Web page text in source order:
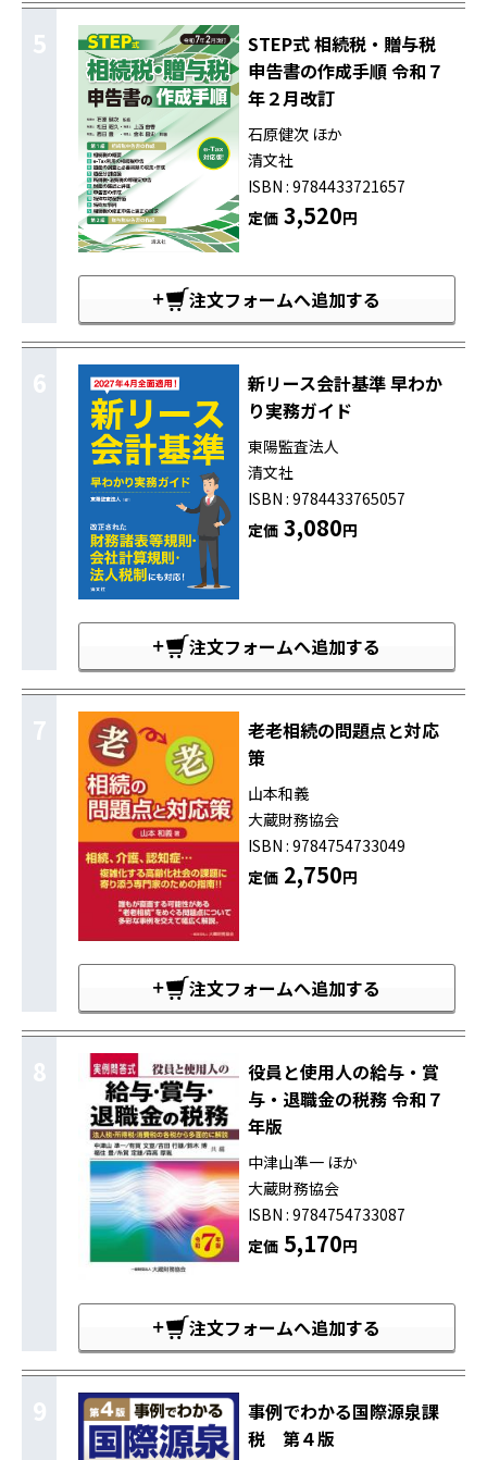
5
STEP式 相続税・贈与税
申告書の作成手順 令和７
年２月改訂
石原健次 ほか
清文社
ISBN : 9784433721657
定価3,520円
注文フォームへ追加する
6
新リース会計基準 早わか
り実務ガイド
東陽監査法人
清文社
ISBN : 9784433765057
定価3,080円
注文フォームへ追加する
7
老老相続の問題点と対応
策
山本和義
大蔵財務協会
ISBN : 9784754733049
定価2,750円
注文フォームへ追加する
8
役員と使用人の給与・賞
与・退職金の税務 令和７
年版
中津山凖一 ほか
大蔵財務協会
ISBN : 9784754733087
定価5,170円
注文フォームへ追加する
9
事例でわかる国際源泉課
税 第４版